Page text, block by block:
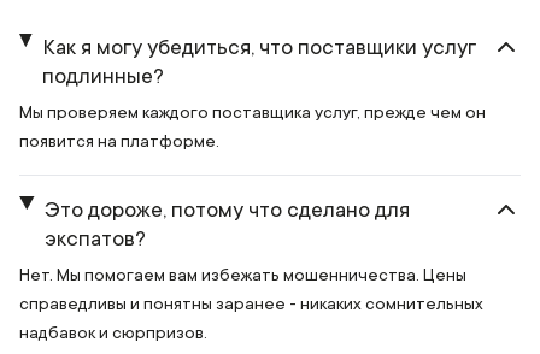
Как я могу убедиться, что поставщики услуг
подлинные?
Мы проверяем каждого поставщика услуг, прежде чем он
появится на платформе.
Это дороже, потому что сделано для
экспатов?
Нет. Мы помогаем вам избежать мошенничества. Цены
справедливы и понятны заранее - никаких сомнительных
надбавок и сюрпризов.